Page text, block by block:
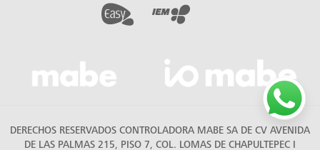
DERECHOS RESERVADOS CONTROLADORA MABE SA DE CV AVENIDA
DE LAS PALMAS 215, PISO 7, COL. LOMAS DE CHAPULTEPEC I